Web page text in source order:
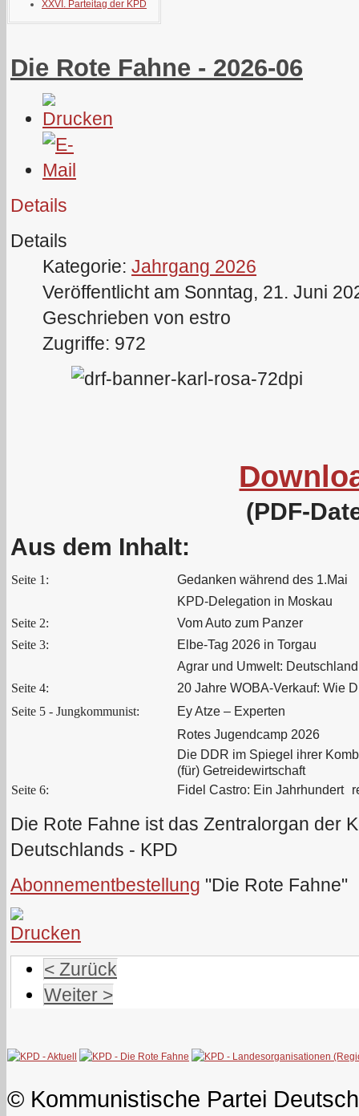
XXVI. Parteitag der KPD
Die Rote Fahne - 2026-06
Details
Details
Kategorie: Jahrgang 2026
Veröffentlicht am Sonntag, 21. Juni
Geschrieben von estro
Zugriffe: 972
(PDF-
Aus dem Inhalt:
Seite 1:
Gedanken während des 1.Mai
KPD-Delegation in Moskau
Seite 2:
Vom Auto zum Panzer
Seite 3:
Elbe-Tag 2026 in Torgau
Agrar und Umwelt:
Seite 4:
20 Jahre WOBA-Verkauf: Wie
Seite 5 - Jungkommunist:
Ey Atze – Experten
Rotes Jugendcamp 2026
Die DDR im Spiegel ihrer
(für) Getreidewirtschaft
Seite 6:
Fidel Castro: Ein Jahrhundert
Die Rote Fahne ist das Zentralorgan der
Deutschlands - KPD
Abonnementbestellung "Die Rote Fahne"
< Zurück
Weiter >
© Kommunistische Partei